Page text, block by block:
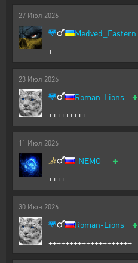
27 Июл 2026
Medved_Eastern
+
23 Июл 2026
Roman-Lions +
+++++++++
11 Июл 2026
-NEMO- +
++++
30 Июн 2026
Roman-Lions +
++++++++++++++++++++